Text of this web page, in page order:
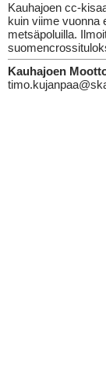
Kauhajoen cc-
kuin viime vuonna
metsäpoluilla.
Kauhajoen